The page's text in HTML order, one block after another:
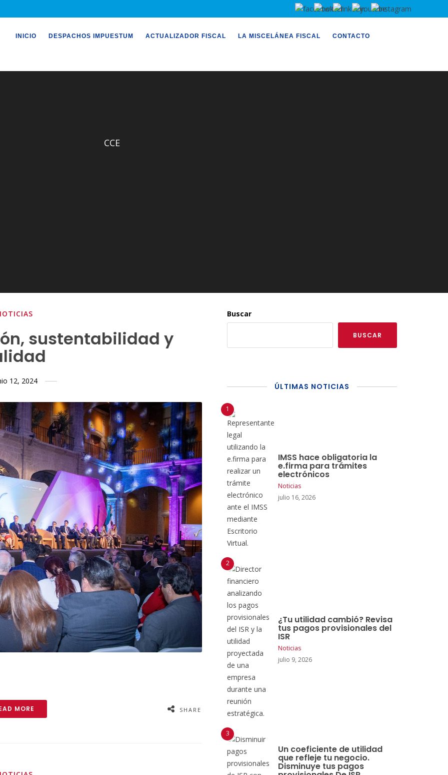
INICIO DESPACHOS IMPUESTUM ACTUALIZADOR FISCAL LA MISCELÁNEA FISCAL CONTACTO
CCE
sustentabilidad y
12, 2024
MORE SHARE
Buscar
BUSCAR
ÚLTIMAS NOTICIAS
IMSS hace obligatoria la
e.firma para trámites
electrónicos
Noticias
julio 16, 2026
¿Tu utilidad cambió? Revisa
tus pagos provisionales del
ISR
Noticias
julio 9, 2026
Un coeficiente de utilidad
que refleje tu negocio.
Disminuye tus pagos